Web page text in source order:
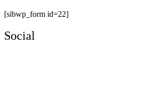
[sibwp_form id=22]
Social